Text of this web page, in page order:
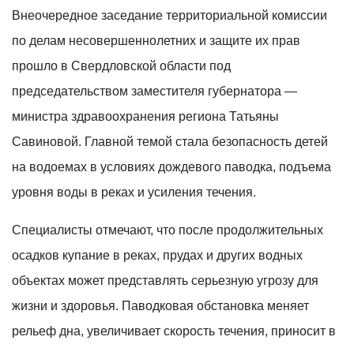
Внеочередное заседание территориальной комиссии
по делам несовершеннолетних и защите их прав
прошло в Свердловской области под
председательством заместителя губернатора —
министра здравоохранения региона Татьяны
Савиновой. Главной темой стала безопасность детей
на водоемах в условиях дождевого паводка, подъема
уровня воды в реках и усиления течения.
Специалисты отмечают, что после продолжительных
осадков купание в реках, прудах и других водных
объектах может представлять серьезную угрозу для
жизни и здоровья. Паводковая обстановка меняет
рельеф дна, увеличивает скорость течения, приносит в